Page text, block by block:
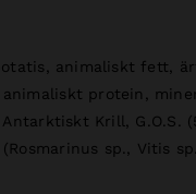
animaliskt fett,
protein,
Krill, G.O.S.
sp., Vitis